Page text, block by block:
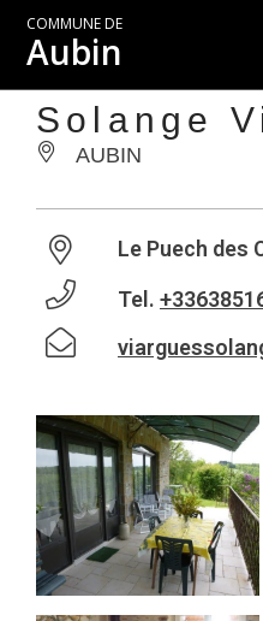
COMMUNE DE
Aubin
Solange
AUBIN
Le Puech des
Tel.